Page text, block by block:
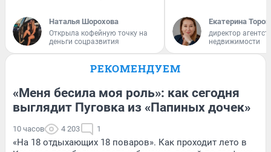
Наталья Шорохова
Открыла кофейную точку на
деньги соцразвития
Екатерина
директор
недвижимости
РЕКОМЕНДУЕМ
«Меня бесила моя роль»: как сегодня
выглядит Пуговка из «Папиных дочек»
10 часов 4 203 1
«На 18 отдыхающих 18 поваров». Как проходит лето в